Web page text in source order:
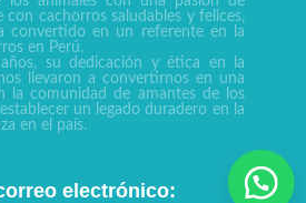
con cachorros saludables y felices,
convertido en un referente en la
en Perú.
su dedicación y ética en la
llevaron a convertirnos en una
la comunidad de amantes de los
un legado duradero en la
en el país.
electrónico: